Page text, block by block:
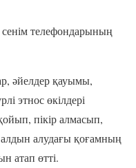
телефондарының
әйелдер қауымы,
этнос өкілдері
пікір алмасып,
алудағы қоғамның
атап өтті.